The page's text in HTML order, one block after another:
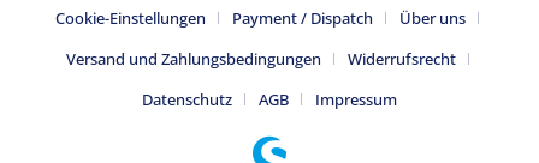
Cookie-Einstellungen Payment / Dispatch
Über uns
Versand und Zahlungsbedingungen
Widerrufsrecht
Datenschutz
AGB Impressum